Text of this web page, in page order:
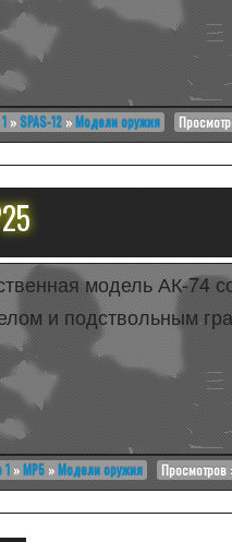
»SPAS-12 »Модели оружия
модель АК-74
и подствольным
1 »MP5 »Модели оружия Просмотров